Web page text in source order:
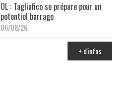
OL : Tagliafico se prépare pour un
potentiel barrage
06/08/26
+ d'infos